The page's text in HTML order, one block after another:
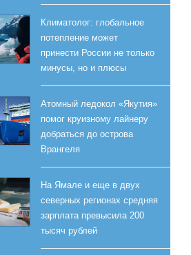
Климатолог: глобальное
потепление может
принести России не только
минусы, но и плюсы
Атомный ледокол «Якутия»
помог круизному лайнеру
добраться до острова
Врангеля
На Ямале и еще в двух
северных регионах средняя
зарплата превысила 200
тысяч рублей